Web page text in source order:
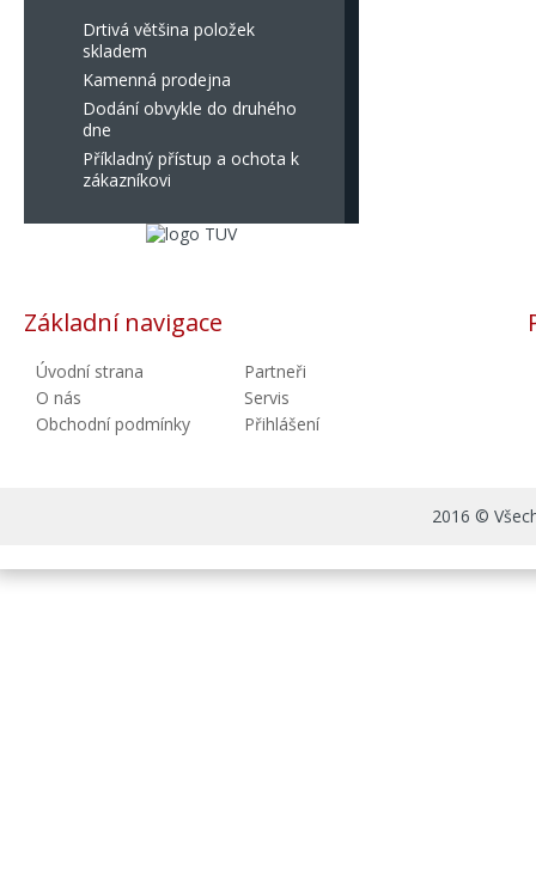
Drtivá většina položek
skladem
Kamenná prodejna
Dodání obvykle do druhého
dne
Příkladný přístup a ochota k
zákazníkovi
Základní navigace
Úvodní strana
O nás
Obchodní podmínky
Partneři
Servis
Přihlášení
2016 ©